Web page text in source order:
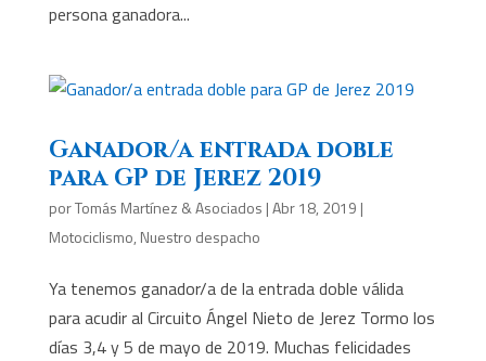
persona ganadora...
Ganador/a entrada doble
para GP de Jerez 2019
porTomás Martínez & Asociados |Abr 18, 2019 |
Motociclismo, Nuestro despacho
Ya tenemos ganador/a de la entrada doble válida
para acudir al Circuito Ángel Nieto de Jerez Tormo los
días 3,4 y 5 de mayo de 2019. Muchas felicidades